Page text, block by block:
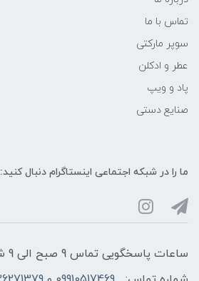
تماس با ما
سوپر مارکتی
عطر و ادکلن
پاد و ویپ
صنایع دستی
ما را در شبکه‌ اجتماعی اینستاگرام دنبال کنید:
ساعات پاسخگویی تماس 9 صبح الی 9 شب